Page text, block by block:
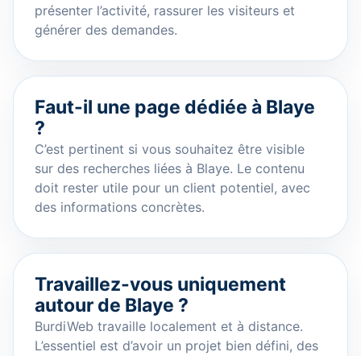
présenter l’activité, rassurer les visiteurs et
générer des demandes.
Faut-il une page dédiée à Blaye
?
C’est pertinent si vous souhaitez être visible
sur des recherches liées à Blaye. Le contenu
doit rester utile pour un client potentiel, avec
des informations concrètes.
Travaillez-vous uniquement
autour de Blaye ?
BurdiWeb travaille localement et à distance.
L’essentiel est d’avoir un projet bien défini, des